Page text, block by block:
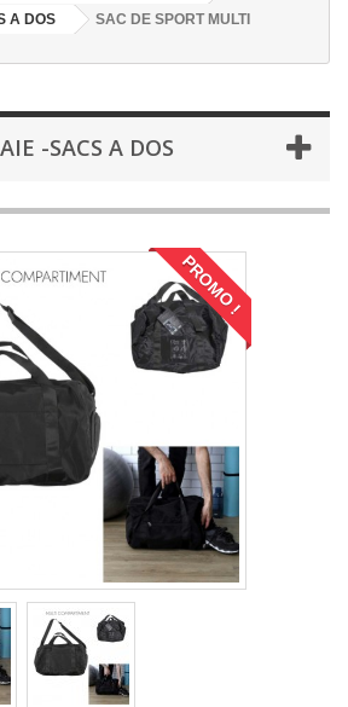
A DOS
SAC DE SPORT MULTI
-SACS A DOS
PROMO !